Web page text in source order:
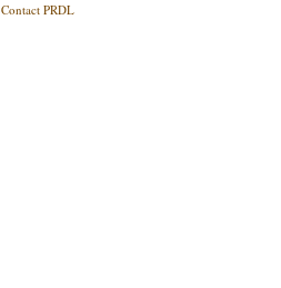
Contact PRDL